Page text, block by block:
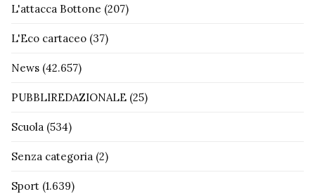
L'attacca Bottone (207)
L'Eco cartaceo (37)
News (42.657)
PUBBLIREDAZIONALE (25)
Scuola (534)
Senza categoria (2)
Sport (1.639)